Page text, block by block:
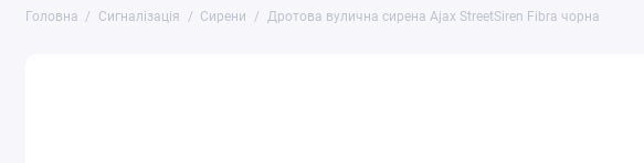
Головна Сигналізація Сирени Дротова вулична сирена Ajax StreetSiren Fibra чорна